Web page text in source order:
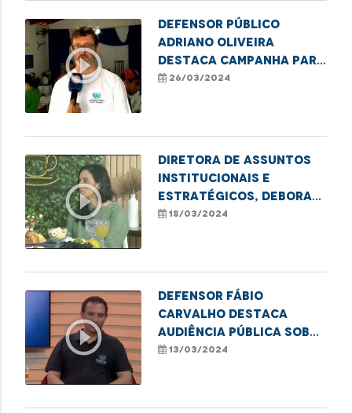
play_circle_outline
Defensor público
Adriano Oliveira
destaca campanha para
emissão de título de
26/03/2024
play_circle_outline
Diretora de Assuntos
Institucionais e
Estratégicos, Debora
Alcântara, fala sobre
18/03/2024
play_circle_outline
Defensor Fábio
Carvalho destaca
audiência pública sobre
direitos das pessoas
Imperatriz
13/03/2024